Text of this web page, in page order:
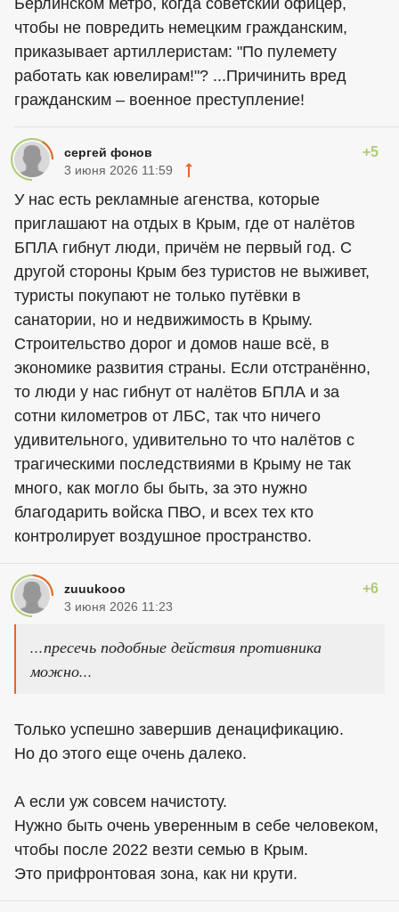
чтобы не повредить немецким гражданским,
приказывает артиллеристам: "По пулемету
работать как ювелирам!"? ...Причинить вред
гражданским – военное преступление!
сергей фонов +5
3 июня 2026 11:59
У нас есть рекламные агенства, которые
приглашают на отдых в Крым, где от налётов
БПЛА гибнут люди, причём не первый год. С
другой стороны Крым без туристов не выживет,
туристы покупают не только путёвки в
санатории, но и недвижимость в Крыму.
Строительство дорог и домов наше всё, в
экономике развития страны. Если отстранённо,
то люди у нас гибнут от налётов БПЛА и за
сотни километров от ЛБС, так что ничего
удивительного, удивительно то что налётов с
трагическими последствиями в Крыму не так
много, как могло бы быть, за это нужно
благодарить войска ПВО, и всех тех кто
контролирует воздушное пространство.
zuuukooo +6
3 июня 2026 11:23
...пресечь подобные действия противника
можно...
Только успешно завершив денацификацию.
Но до этого еще очень далеко.
А если уж совсем начистоту.
Нужно быть очень уверенным в себе человеком,
чтобы после 2022 везти семью в Крым.
Это прифронтовая зона, как ни крути.